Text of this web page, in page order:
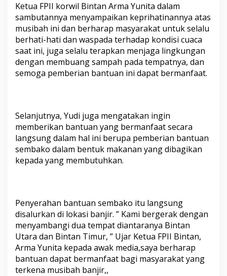
Ketua FPII korwil Bintan Arma Yunita dalam
sambutannya menyampaikan keprihatinannya atas
musibah ini dan berharap masyarakat untuk selalu
berhati-hati dan waspada terhadap kondisi cuaca
saat ini, juga selalu terapkan menjaga lingkungan
dengan membuang sampah pada tempatnya, dan
semoga pemberian bantuan ini dapat bermanfaat.
Selanjutnya, Yudi juga mengatakan ingin
memberikan bantuan yang bermanfaat secara
langsung dalam hal ini berupa pemberian bantuan
sembako dalam bentuk makanan yang dibagikan
kepada yang membutuhkan.
Penyerahan bantuan sembako itu langsung
disalurkan di lokasi banjir. ” Kami bergerak dengan
menyambangi dua tempat diantaranya Bintan
Utara dan Bintan Timur, ” Ujar Ketua FPII Bintan,
Arma Yunita kepada awak media,saya berharap
bantuan dapat bermanfaat bagi masyarakat yang
terkena musibah banjir,,